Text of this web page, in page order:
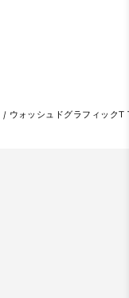
/ ウォッシュドグラフィック